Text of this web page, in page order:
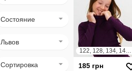
Состояние
Львов
Сортировка
122, 128, 134, 140, 146, 152, 158, 164
185 грн